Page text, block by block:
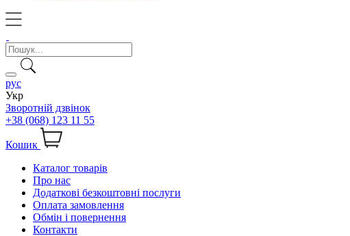
рус
Укр
Зворотній дзвінок
+38 (068) 123 11 55
Кошик
Каталог товарів
Про нас
Додаткові безкоштовні послуги
Оплата замовлення
Обмін і повернення
Контакти